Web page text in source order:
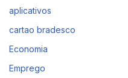
aplicativos
cartao bradesco
Economia
Emprego